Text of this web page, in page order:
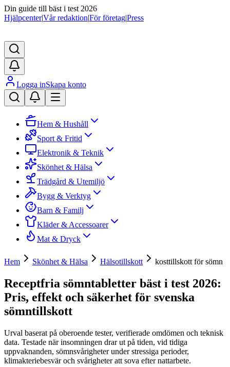
Din guide till bäst i test 2026
Hjälpcenter|Vår redaktion|För företag|Press
Logga inSkapa konto
Hem & Hushåll
Sport & Fritid
Elektronik & Teknik
Skönhet & Hälsa
Trädgård & Utemiljö
Bygg & Verktyg
Barn & Familj
Kläder & Accessoarer
Mat & Dryck
Hem Skönhet & Hälsa Hälsotillskott kosttillskott för sömn
Receptfria sömntabletter bäst i test 2026:
Pris, effekt och säkerhet för svenska
sömntillskott
Urval baserat på oberoende tester, verifierade omdömen och teknisk
data. Testade när insomningen drar ut på tiden, vid tidiga
uppvaknanden, sömnsvårigheter under stressiga perioder,
klimakteriebesvär och svårigheter att sova efter nattarbete.